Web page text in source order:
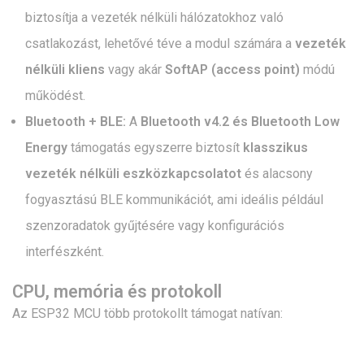
biztosítja a vezeték nélküli hálózatokhoz való
csatlakozást, lehetővé téve a modul számára a vezeték
nélküli kliens vagy akár SoftAP (access point) módú
működést.
Bluetooth + BLE: A Bluetooth v4.2 és Bluetooth Low
Energy támogatás egyszerre biztosít klasszikus
vezeték nélküli eszközkapcsolatot és alacsony
fogyasztású BLE kommunikációt, ami ideális például
szenzoradatok gyűjtésére vagy konfigurációs
interfészként.
CPU, memória és protokoll
Az ESP32 MCU több protokollt támogat natívan: